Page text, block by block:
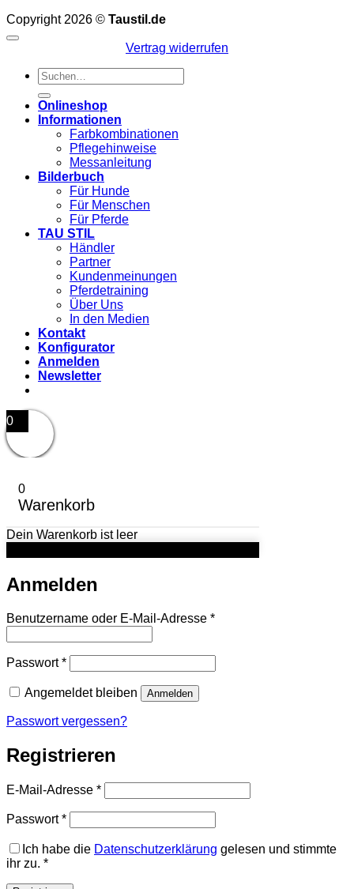
Copyright 2026 © Taustil.de
Vertrag widerrufen
Suchen
nach:
Onlineshop
Informationen
Farbkombinationen
Pflegehinweise
Messanleitung
Bilderbuch
Für Hunde
Für Menschen
Für Pferde
TAU STIL
Händler
Partner
Kundenmeinungen
Pferdetraining
Über Uns
In den Medien
Kontakt
Konfigurator
Anmelden
Newsletter
0
0
Warenkorb
Dein Warenkorb ist leer
Anmelden
Benutzername oder E-Mail-Adresse *Erforderlich
Passwort*Erforderlich
Angemeldet bleiben Anmelden
Passwort vergessen?
Registrieren
E-Mail-Adresse *Erforderlich
Passwort*Erforderlich
Ich habe die Datenschutzerklärung gelesen und stimmte
ihr zu. *